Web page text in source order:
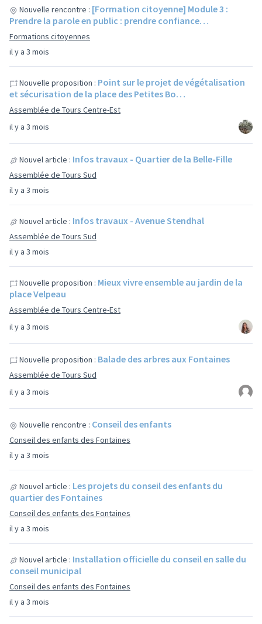
il y a 3 mois
Nouvelle rencontre : [Formation citoyenne] Module 3 :
Prendre la parole en public : prendre confiance…
Formations citoyennes
il y a 3 mois
Nouvelle proposition : Point sur le projet de végétalisation
et sécurisation de la place des Petites Bo…
Assemblée de Tours Centre-Est
il y a 3 mois
Nouvel article : Infos travaux - Quartier de la Belle-Fille
Assemblée de Tours Sud
il y a 3 mois
Nouvel article : Infos travaux - Avenue Stendhal
Assemblée de Tours Sud
il y a 3 mois
Nouvelle proposition : Mieux vivre ensemble au jardin de la
place Velpeau
Assemblée de Tours Centre-Est
il y a 3 mois
Nouvelle proposition : Balade des arbres aux Fontaines
Assemblée de Tours Sud
il y a 3 mois
Nouvelle rencontre : Conseil des enfants
Conseil des enfants des Fontaines
il y a 3 mois
Nouvel article : Les projets du conseil des enfants du
quartier des Fontaines
Conseil des enfants des Fontaines
il y a 3 mois
Nouvel article : Installation officielle du conseil en salle du
conseil municipal
Conseil des enfants des Fontaines